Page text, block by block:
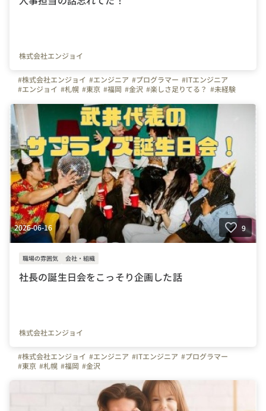
株式会社エンジョイ
#株式会社エンジョイ #エンジニア #プログラマー #ITエンジニア
#エンジョイ #札幌 #東京 #福岡 #金沢 #楽しさ足りてる？ #未経験
2026-06-16 9
職場の雰囲気 会社・組織
社長の誕生日会をこっそり企画した話
株式会社エンジョイ
#株式会社エンジョイ #エンジニア #ITエンジニア #プログラマー
#東京 #札幌 #福岡 #金沢